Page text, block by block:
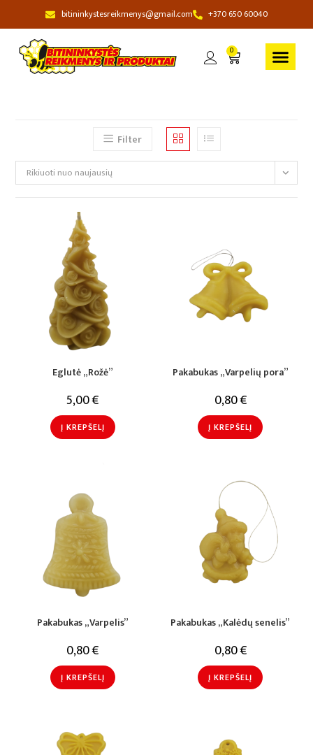
bitininkystesreikmenys@gmail.com +370 650 60040
0
Filter
Rikiuoti nuo naujausių
Eglutė „Rožė”
5,00€
Į KREPŠELĮ
Pakabukas „Varpelių pora”
0,80€
Į KREPŠELĮ
Pakabukas „Varpelis”
0,80€
Į KREPŠELĮ
Pakabukas „Kalėdų senelis”
0,80€
Į KREPŠELĮ